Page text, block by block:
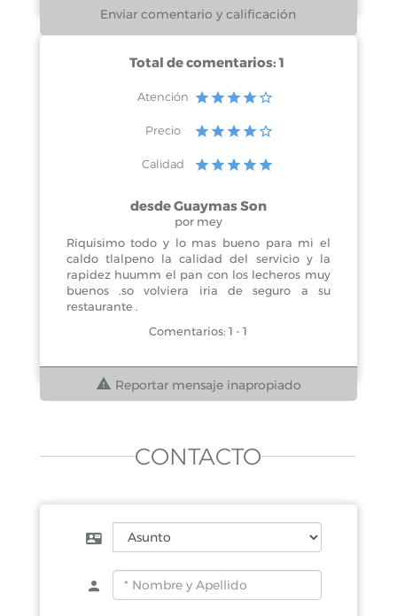
Total de comentarios: 1
Reportar mensaje inapropiado
Atención
Precio
Calidad
desde Guaymas Son
por mey
Riquisimo todo y lo mas bueno para mi el
caldo tlalpeno la calidad del servicio y la
rapidez huumm el pan con los lecheros muy
buenos .so volviera iria de seguro a su
restaurante .
Comentarios: 1 - 1
CONTACTO